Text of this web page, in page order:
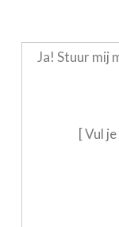
Ja! Stuur mij
[ Vul